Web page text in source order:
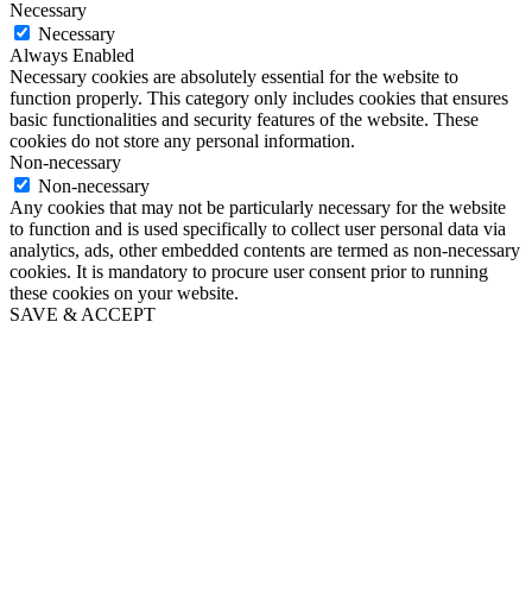
Necessary
Necessary
Always Enabled
Necessary cookies are absolutely essential for the website to
function properly. This category only includes cookies that ensures
basic functionalities and security features of the website. These
cookies do not store any personal information.
Non-necessary
Non-necessary
Any cookies that may not be particularly necessary for the website
to function and is used specifically to collect user personal data via
analytics, ads, other embedded contents are termed as non-necessary
cookies. It is mandatory to procure user consent prior to running
these cookies on your website.
SAVE & ACCEPT